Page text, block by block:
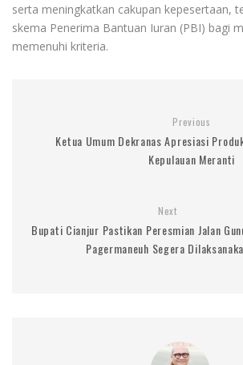
serta meningkatkan cakupan kepesertaan,
skema Penerima Bantuan Iuran (PBI) bagi
memenuhi kriteria.
Previous
Ketua Umum Dekranas Apresiasi
Kepulauan Meranti
Next
Bupati Cianjur Pastikan Peresmian Jalan
Pagermaneuh Segera